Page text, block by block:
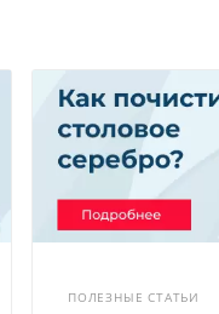
ПОЛЕЗНЫЕ СТАТЬИ